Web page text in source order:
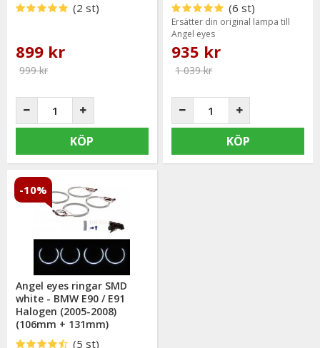
(2 st)
899 kr
999 kr
KÖP
(6 st)
Ersätter din original lampa till
Angel eyes
935 kr
1 039 kr
KÖP
Angel eyes ringar SMD
white - BMW E90 / E91
Halogen (2005-2008)
(106mm + 131mm)
(5 st)
-10%